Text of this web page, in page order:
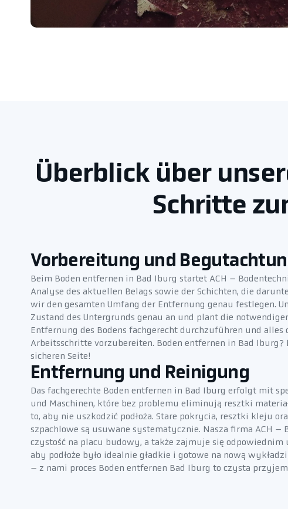
Überblick über
Schritte
Vorbereitung und
Beim Boden entfernen in Bad Iburg startet ACH –
Analyse des aktuellen Belags sowie der Schichten, die
wir den gesamten Umfang der Entfernung genau festlegen.
Zustand des Untergrunds genau an und plant die
Entfernung des Bodens fachgerecht durchzuführen und
Arbeitsschritte vorzubereiten. Boden entfernen in Bad Iburg?
sicheren Seite!
Entfernung und Reinigung
Das fachgerechte Boden entfernen in Bad Iburg erfolgt mit
und Maschinen, które bez problemu eliminują resztki
to, aby nie uszkodzić podłoża. Stare pokrycia, resztki kleju
szpachlowe są usuwane systematycznie. Nasza firma ACH –
czystość na placu budowy, a także zajmuje się odpowiednim
aby podłoże było idealnie gładkie i gotowe na nową
– z nami proces Boden entfernen Bad Iburg to czysta